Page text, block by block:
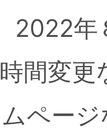
2022年
間変
ペー